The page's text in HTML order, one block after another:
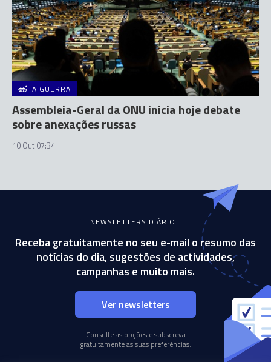
A GUERRA
Assembleia-Geral da ONU inicia hoje debate
sobre anexações russas
10 Out 07:34
NEWSLETTERS DIÁRIO
Receba gratuitamente no seu e-mail o resumo das
notícias do dia, sugestões de actividades,
campanhas e muito mais.
Ver newsletters
Consulte as opções e subscreva
gratuitamente as suas preferências.